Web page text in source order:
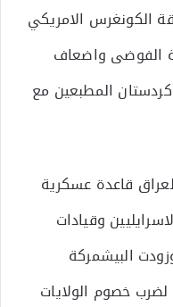
الكونغرس الامريكي
الفوضى واضعاف
المطبعين مع
قاعدة عسكرية
وقيادات
البيشمركة
لضرب خصوم الولايات